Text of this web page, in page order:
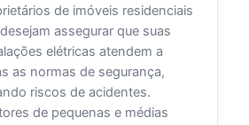
de imóveis residenciais
assegurar que suas
elétricas atendem a
as normas de segurança,
riscos de acidentes.
de pequenas e médias